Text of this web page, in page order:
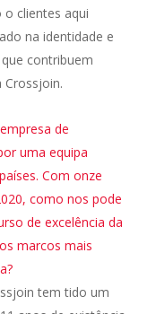
o clientes aqui
na identidade e
contribuem
de
uma equipa
Com onze
como nos pode
de excelência da
marcos mais
tem tido um